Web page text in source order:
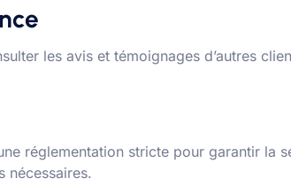
les avis et témoignages d’autres
réglementation stricte pour garantir la
nécessaires.